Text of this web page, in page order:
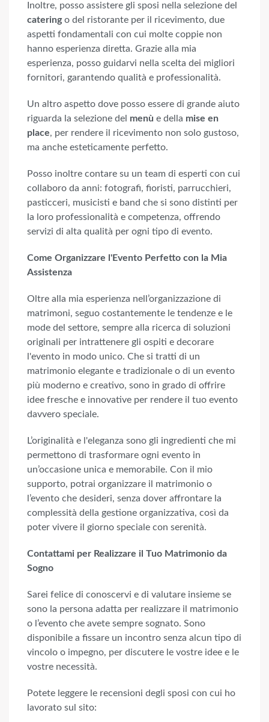
Inoltre, posso assistere gli sposi nella selezione del
cateringo del ristorante per il ricevimento, due
aspetti fondamentali con cui molte coppie non
hanno esperienza diretta. Grazie alla mia
esperienza, posso guidarvi nella scelta dei migliori
fornitori, garantendo qualità e professionalità.
Un altro aspetto dove posso essere di grande aiuto
riguarda la selezione del menù e della mise en
place, per rendere il ricevimento non solo gustoso,
ma anche esteticamente perfetto.
Posso inoltre contare su un team di esperti con cui
collaboro da anni: fotografi, fioristi, parrucchieri,
pasticceri, musicisti e band che si sono distinti per
la loro professionalità e competenza, offrendo
servizi di alta qualità per ogni tipo di evento.
Come Organizzare l'Evento Perfetto con la Mia
Assistenza
Oltre alla mia esperienza nell’organizzazione di
matrimoni, seguo costantemente le tendenze e le
mode del settore, sempre alla ricerca di soluzioni
originali per intrattenere gli ospiti e decorare
l'evento in modo unico. Che si tratti di un
matrimonio elegante e tradizionale o di un evento
più moderno e creativo, sono in grado di offrire
idee fresche e innovative per rendere il tuo evento
davvero speciale.
L’originalità e l'eleganza sono gli ingredienti che mi
permettono di trasformare ogni evento in
un’occasione unica e memorabile. Con il mio
supporto, potrai organizzare il matrimonio o
l’evento che desideri, senza dover affrontare la
complessità della gestione organizzativa, così da
poter vivere il giorno speciale con serenità.
Contattami per Realizzare il Tuo Matrimonio da
Sogno
Sarei felice di conoscervi e di valutare insieme se
sono la persona adatta per realizzare il matrimonio
o l’evento che avete sempre sognato. Sono
disponibile a fissare un incontro senza alcun tipo di
vincolo o impegno, per discutere le vostre idee e le
vostre necessità.
Potete leggere le recensioni degli sposi con cui ho
lavorato sul sito: